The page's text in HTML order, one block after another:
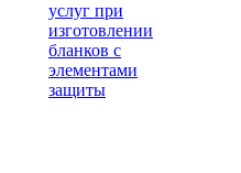
услуг при
изготовлении
бланков с
элементами
защиты